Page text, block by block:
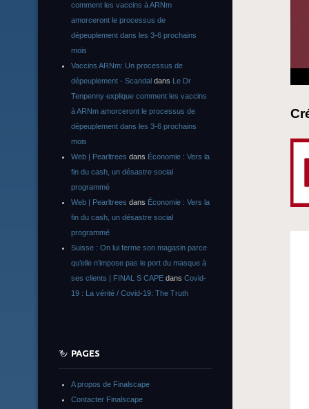
comment les vaccins à ARNm
amorceront le processus de
dépeuplement dans les 3-6 prochains
mois
Vaccins ARNm: Un processus de
dépeuplement - Scandal dans Le Dr
Tenpenny explique comment les vaccins
à ARNm amorceront le processus de
dépeuplement dans les 3-6 prochains
mois
Web | Pearltrees dans Économie : Vers la
fin du cash, un désastre social
programmé
Web | Pearltrees dans Économie : Vers la
fin du cash, un désastre social
programmé
Suisse : On lui ferme son magasin parce
qu’elle n’impose pas le port du masque à
ses clients | FINAL S CAPE dans Covid-
19 : La vérité / Covid-19: The Truth
PAGES
A propos de Finalscape
Contacter Finalscape